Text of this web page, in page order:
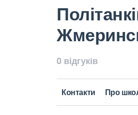
0 відгуків
Контакти Про